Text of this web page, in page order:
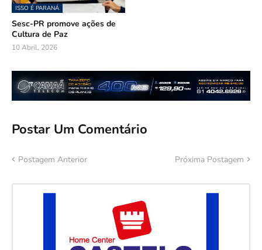
ISSO É PARANÁ
Sesc-PR promove ações de
Cultura de Paz
10 Abril, 2026
Postar Um Comentário
Postagem Anterior Próxima Postagem